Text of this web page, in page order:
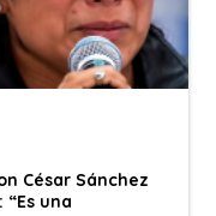
César Sánchez
una